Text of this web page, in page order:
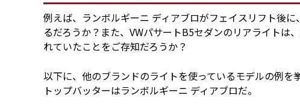
例えば、ランボルギーニ ディアブロがフェイスリフト後
るだろうか？また、VWパサートB5セダンのリアライトは
れていたことをご存知だろうか？
以下に、他のブランドのライトを使っているモデルの例を
トップバッターはランボルギーニ ディアブロだ。